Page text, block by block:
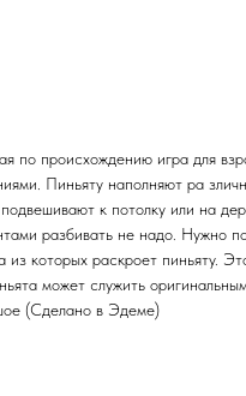
по происхождению игра для
Пиньяту наполняют ра
к потолку или на
разбивать не надо. Нужно
из которых раскроет пиньяту.
может служить
(Сделано в Эдеме)